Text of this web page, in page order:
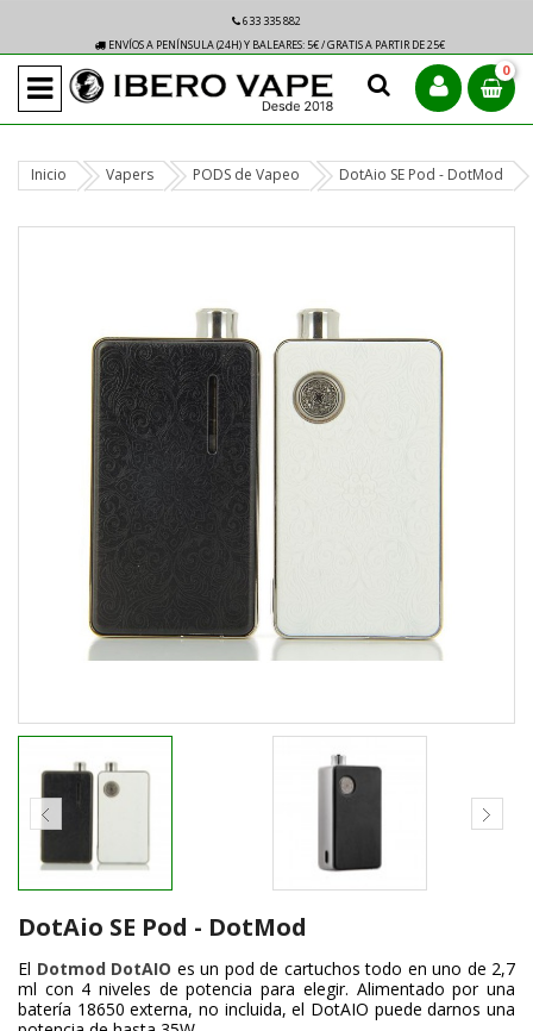
633 335 882
ENVÍOS A PENÍNSULA (24H) Y BALEARES: 5€ / GRATIS A PARTIR DE 25€
0
Inicio Vapers PODS de Vapeo DotAio SE Pod - DotMod
DotAio SE Pod - DotMod
El Dotmod DotAIO es un pod de cartuchos todo en uno de 2,7
ml con 4 niveles de potencia para elegir. Alimentado por una
batería 18650 externa, no incluida, el DotAIO puede darnos una